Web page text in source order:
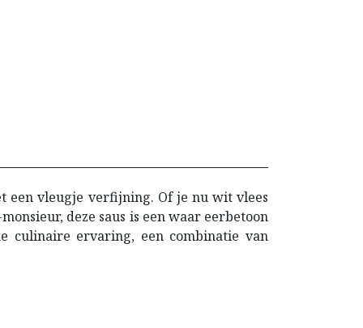
een vleugje verfijning. Of je nu wit vlees
deze saus is een waar eerbetoon
culinaire ervaring, een combinatie van